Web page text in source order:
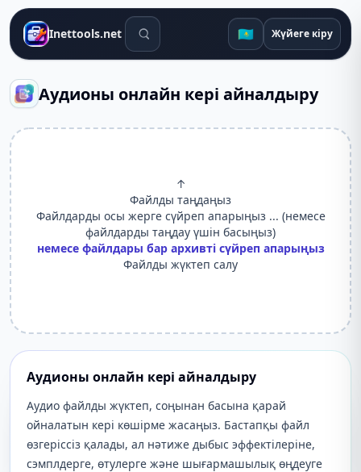
Inettools.net Іздеу құралдары 🇰🇿 Жүйеге кіру
Аудионы онлайн кері айналдыру
↑
Файлды таңдаңыз
Файлдарды осы жерге сүйреп апарыңыз ... (немесе
файлдарды таңдау үшін басыңыз)
немесе файлдары бар архивті сүйреп апарыңыз
Файлды жүктеп салу
Аудионы онлайн кері айналдыру
Аудио файлды жүктеп, соңынан басына қарай
ойналатын кері көшірме жасаңыз. Бастапқы файл
өзгеріссіз қалады, ал нәтиже дыбыс эффектілеріне,
сэмплдерге, өтулерге және шығармашылық өңдеуге